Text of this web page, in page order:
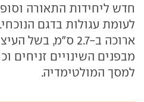
חדש ליחידות התאורה
לעומת עגולות בדגם הנוכחי.
ארוכה ב-2.7 ס"מ,
מבפנים השינויים זניחים
למסך המולטימדיה.